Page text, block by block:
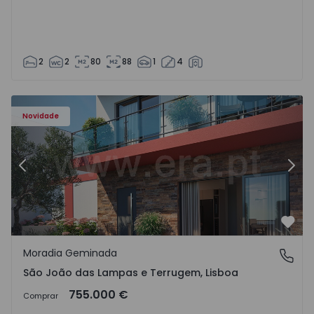
2 2 80 88 1 4
Novidade
Anterior
São João das Lampas e Terrugem, Lisboa
Moradia Geminada
São João das Lampas e Terrugem, Lisboa
Comprar 755.000 €